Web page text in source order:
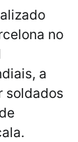
no
a
soldados